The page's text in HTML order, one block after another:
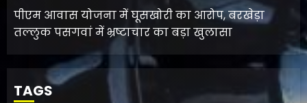
पीएम आवास योजना में घूसखोरी का आरोप, बरखेड़ा
तल्लुक पसगवां में भ्रष्टाचार का बड़ा खुलासा
TAGS